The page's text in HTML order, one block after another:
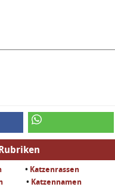
• Katzenrassen
• Katzennamen